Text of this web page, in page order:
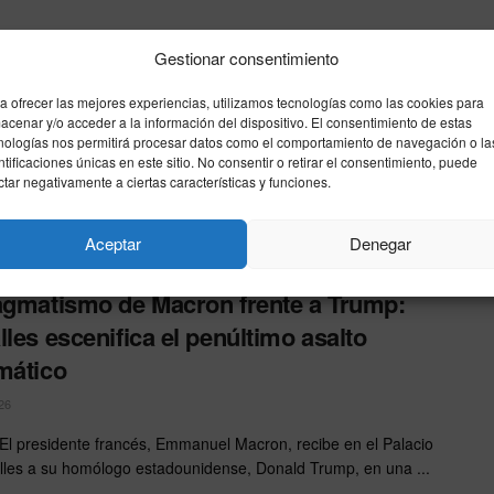
Gestionar consentimiento
ofrecer las mejores experiencias, utilizamos tecnologías como las cookies para
y/o acceder a la información del dispositivo. El consentimiento de estas
nos permitirá procesar datos como el comportamiento de navegación o
únicas en este sitio. No consentir o retirar el consentimiento, puede
negativamente a ciertas características y funciones.
Aceptar Denegar
Gómez solicita al juez Peinado la
del pasaporte para viajar a la
de la OTAN y a la graduación de su
de la esposa del presidente del Gobierno reclama
para salir de España del 7 al 10 de ...
de Macron frente a Trump:
escenifica el penúltimo asalto
presidente francés, Emmanuel Macron, recibe en el Palacio
a su homólogo estadounidense, Donald Trump, en una ...